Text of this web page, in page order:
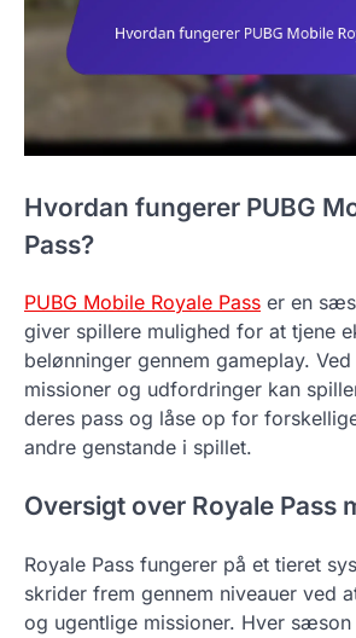
Hvordan fungerer PUBG
Pass?
PUBG Mobile Royale Pass er en
giver spillere mulighed for at tjene
belønninger gennem gameplay.
missioner og udfordringer kan
deres pass og låse op for
andre genstande i spillet.
Oversigt over Royale Pass
Royale Pass fungerer på et tieret
skrider frem gennem niveauer ved
og ugentlige missioner. Hver